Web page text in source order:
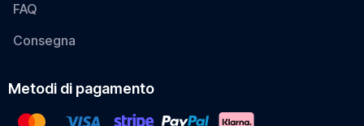
FAQ
Consegna
Metodi di pagamento